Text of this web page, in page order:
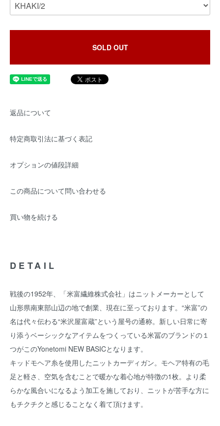
SOLD OUT
返品について
特定商取引法に基づく表記
オプションの値段詳細
この商品について問い合わせる
買い物を続ける
DETAIL
戦後の1952年、「米富繊維株式会社」はニットメーカーとして
山形県南東部山辺の地で創業、現在に至っております。“米富”の
名は代々伝わる“米沢屋富蔵”という屋号の通称。新しい日常に寄
り添うベーシックなアイテムをつくっている米冨のブランドの１
つがこのYonetomi NEW BASICとなります。
キッドモヘア糸を使用したニットカーディガン。モヘア特有の毛
足と軽さ、空気を含むことで暖かな着心地が特徴の1枚。より柔
らかな風合いになるよう加工を施しており、ニットが苦手な方に
もチクチクと感じることなく着て頂けます。